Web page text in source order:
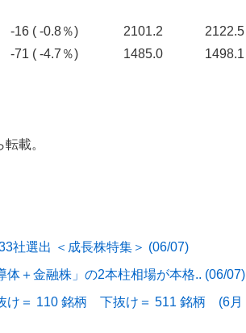
-16 ( -0.8％) 2101.2 2122.5
( -4.7％) 1485.0 1498.1
載。
社選出 ＜成長株特集＞ (06/07)
体＋金融株」の2本柱相場が本格.. (06/07)
け＝ 110 銘柄 下抜け＝ 511 銘柄 (6月